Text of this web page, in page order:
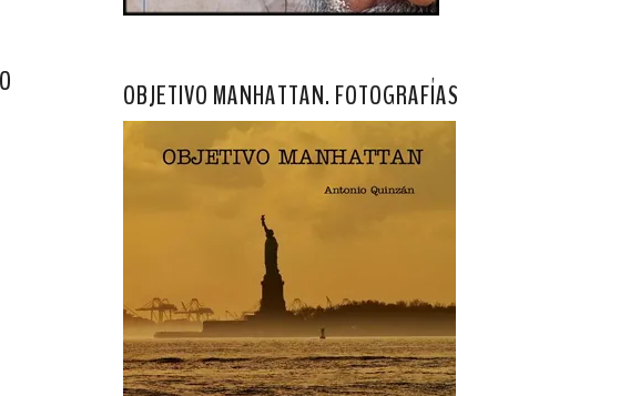
OBJETIVO MANHATTAN. FOTOGRAFÍAS